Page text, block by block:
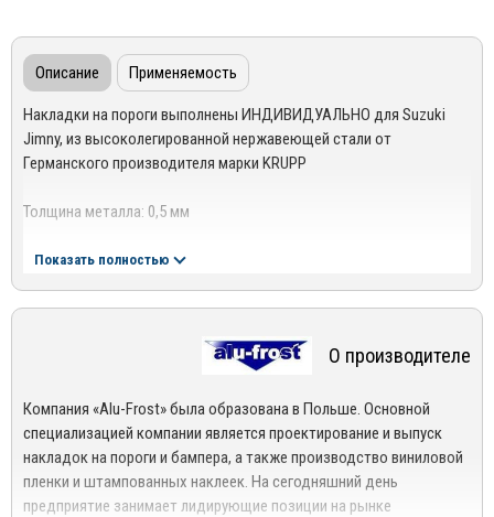
Описание Применяемость
Накладки на пороги выполнены ИНДИВИДУАЛЬНО для Suzuki
Jimny, из высоколегированной нержавеющей стали от
Германского производителя марки KRUPP
Толщина металла: 0,5 мм
Комплект: 4 шт.
Крепление: Полиуретановый, влагостойкий двусторонний скотч
В комплект накладок входит: 2-е передние накладки на пороги с
Место установки: Накладки на пороги устанавливаются под
уплотнительную резинку на металлический порог.
Рекомендованная температура при установке +4 градусов +45
градусов
Показать полностью
О производителе
Компания «Alu-Frost» была образована в Польше. Основной
специализацией компании является проектирование и выпуск
накладок на пороги и бампера, а также производство виниловой
пленки и штампованных наклеек. На сегодняшний день
предприятие занимает лидирующие позиции на рынке